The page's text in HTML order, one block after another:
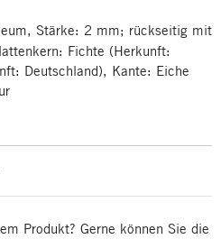
Stärke: 2 mm; rückseitig mit
Fichte (Herkunft:
Deutschland), Kante: Eiche
Produkt? Gerne können Sie die